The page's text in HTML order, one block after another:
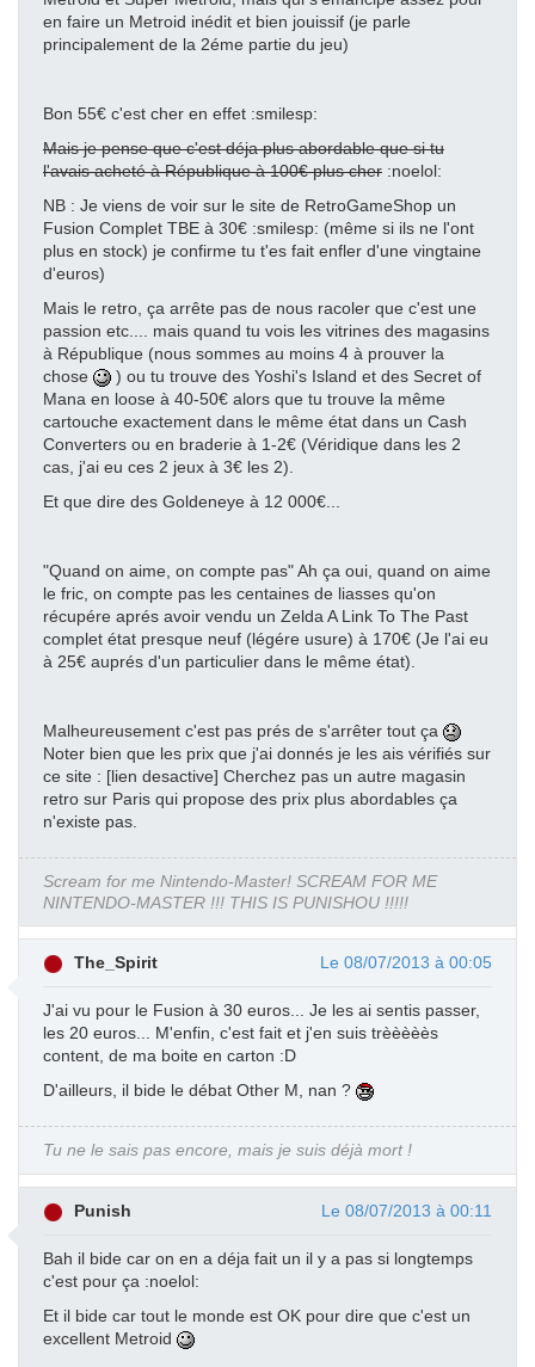
en faire un Metroid inédit et bien jouissif (je parle
principalement de la 2éme partie du jeu)
Bon 55€ c'est cher en effet :smilesp:
Mais je pense que c'est déja plus abordable que si tu
l'avais acheté à République à 100€ plus cher :noelol:
NB : Je viens de voir sur le site de RetroGameShop un
Fusion Complet TBE à 30€ :smilesp: (même si ils ne l'ont
plus en stock) je confirme tu t'es fait enfler d'une vingtaine
d'euros)
Mais le retro, ça arrête pas de nous racoler que c'est une
passion etc.... mais quand tu vois les vitrines des magasins
à République (nous sommes au moins 4 à prouver la
chose
) ou tu trouve des Yoshi's Island et des Secret of
Mana en loose à 40-50€ alors que tu trouve la même
cartouche exactement dans le même état dans un Cash
Converters ou en braderie à 1-2€ (Véridique dans les 2
cas, j'ai eu ces 2 jeux à 3€ les 2).
Et que dire des Goldeneye à 12 000€...
"Quand on aime, on compte pas" Ah ça oui, quand on aime
le fric, on compte pas les centaines de liasses qu'on
récupére aprés avoir vendu un Zelda A Link To The Past
complet état presque neuf (légére usure) à 170€ (Je l'ai eu
à 25€ auprés d'un particulier dans le même état).
Malheureusement c'est pas prés de s'arrêter tout ça
Noter bien que les prix que j'ai donnés je les ais vérifiés sur
ce site : [lien desactive] Cherchez pas un autre magasin
retro sur Paris qui propose des prix plus abordables ça
n'existe pas.
Scream for me Nintendo-Master! SCREAM FOR ME
NINTENDO-MASTER !!! THIS IS PUNISHOU !!!!!
The_Spirit Le 08/07/2013 à 00:05
J'ai vu pour le Fusion à 30 euros... Je les ai sentis passer,
les 20 euros... M'enfin, c'est fait et j'en suis trèèèèès
content, de ma boite en carton :D
D'ailleurs, il bide le débat Other M, nan ?
Tu ne le sais pas encore, mais je suis déjà mort !
Punish Le 08/07/2013 à 00:11
Bah il bide car on en a déja fait un il y a pas si longtemps
c'est pour ça :noelol:
Et il bide car tout le monde est OK pour dire que c'est un
excellent Metroid